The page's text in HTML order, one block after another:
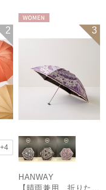
2
+4
3
HANWAY